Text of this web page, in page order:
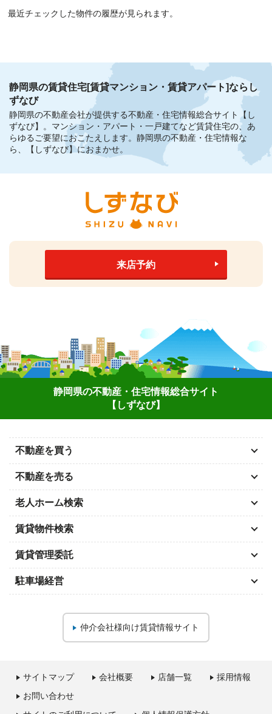
最近チェックした物件の履歴が見られます。
静岡県の賃貸住宅[賃貸マンション・賃貸アパート]ならし
ずなび
静岡県の不動産会社が提供する不動産・住宅情報総合サイト【し
ずなび】。 マンション・アパート・一戸建てなど賃貸住宅の、あ
らゆるご要望におこたえします。 静岡県の不動産・住宅情報な
ら、【しずなび】におまかせ。
来店予約
静岡県の不動産・住宅情報総合サイト
【しずなび】
不動産を買う
不動産を売る
老人ホーム検索
賃貸物件検索
賃貸管理委託
駐車場経営
仲介会社様向け賃貸情報サイト
サイトマップ 会社概要 店舗一覧
採用情報
お問い合わせ